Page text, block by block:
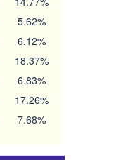
5.62%
6.12%
18.37%
6.83%
17.26%
7.68%